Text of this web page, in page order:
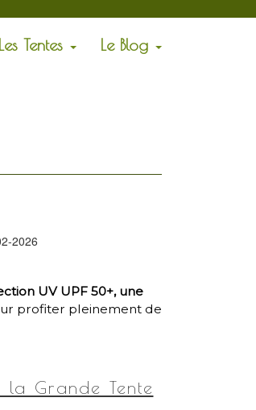
Les Tentes Le Blog
2026
UV UPF 50+, une
profiter pleinement de
la Grande Tente